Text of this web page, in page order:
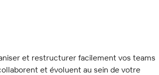
et restructurer facilement vos teams
et évoluent au sein de votre